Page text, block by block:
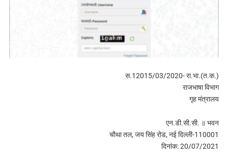
स.12015/03/2020- रा.भा.(त.क.)
राजभाषा विभाग
गृह मंत्रालय
एन.डी.सी.सी. ॥ भवन
चौथा तल, जय सिंह रोड, नई दिल्ली-110001
दिनांक: 20/07/2021